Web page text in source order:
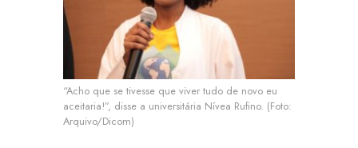
“Acho que se tivesse que viver tudo de novo eu
aceitaria!”, disse a universitária Nívea Rufino. (Foto:
Arquivo/Dicom)